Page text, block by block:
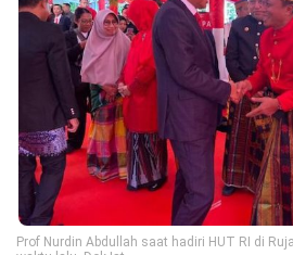
Peristiwa
Olahraga
Ekonomi
Memori
Prof Nurdin Abdullah saat hadiri HUT RI di